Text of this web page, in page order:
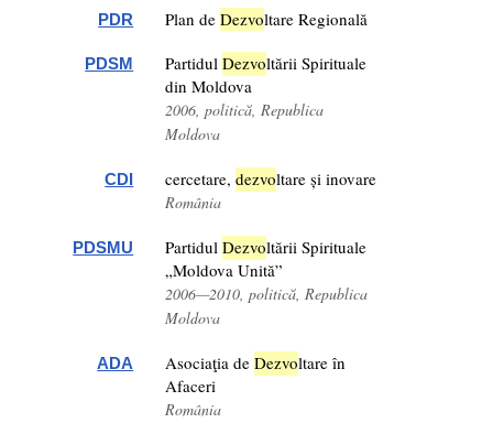
PDR Plan deDezvoltare Regională
PDSM PartidulDezvoltării Spirituale
din Moldova
2006, politică, Republica
Moldova
CDI cercetare,dezvoltare și inovare
România
PDSMU PartidulDezvoltării Spirituale
„Moldova Unită”
2006—2010, politică, Republica
Moldova
ADA Asociaţia deDezvoltare în
Afaceri
România